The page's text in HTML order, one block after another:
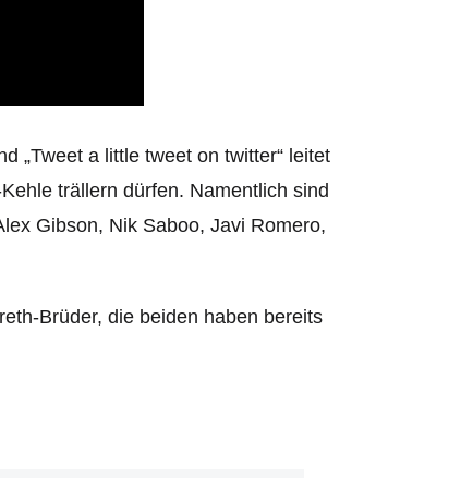
„Tweet a little tweet on twitter“ leitet
trällern dürfen. Namentlich sind
Gibson, Nik Saboo, Javi Romero,
Brüder, die beiden haben bereits